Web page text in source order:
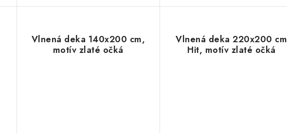
Vlnená deka 140x200 cm,
motív zlaté očká
Vlnená deka 220x200 cm
Hit, motív zlaté očká